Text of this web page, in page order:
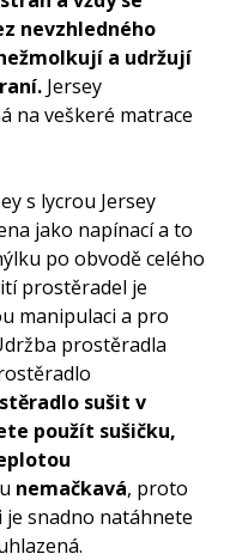
nevzhledného
a udržují
Jersey
na veškeré matrace
s lycrou Jersey
jako napínací a to
po obvodě celého
prostěradel je
manipulaci a pro
prostěradla
sušit v
použít sušičku,
nemačkavá, proto
snadno natáhnete